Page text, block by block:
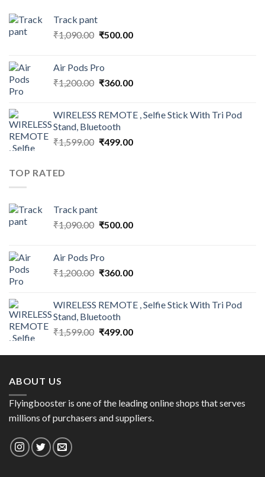
Track pant
₹1,090.00 Original
₹1,090.00.
₹500.00Current
Air Pods Pro
₹1,200.00 Original
₹1,200.00.
₹360.00Current
₹360.00.
WIRELESS REMOTE , Selfie Stick With Tri Pod
Stand, Bluetooth
₹1,599.00 Original
₹499.00Current
TOP RATED
Track pant
₹1,090.00 Original
₹1,090.00.
₹500.00Current
Air Pods Pro
₹1,200.00 Original
₹1,200.00.
₹360.00Current
₹360.00.
WIRELESS REMOTE , Selfie Stick With Tri Pod
Stand, Bluetooth
₹1,599.00 Original
was:
₹499.00Current
is:
ABOUT US
Flyingbooster is one of the leading online shops that serves
millions of purchasers and suppliers.